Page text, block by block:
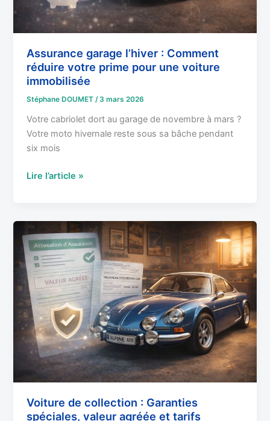
Assurance garage l’hiver : Comment
réduire votre prime pour une voiture
immobilisée
Stéphane DOUMET/ 3 mars 2026
Votre cabriolet dort au garage de novembre à mars ?
Votre moto hivernale reste sous sa bâche pendant
six mois
une
voiture
Lire l’article »
Voiture de collection : Garanties
spéciales, valeur agréée et tarifs
Voiture
de
collection
:
Garanties
spéciales,
valeur
agréée
et
tarifs
préférentiels